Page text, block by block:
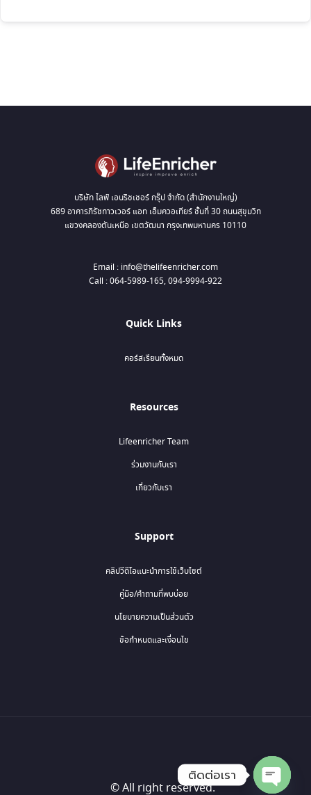
บริษัท ไลฟ์ เอนริชเชอร์ กรุ๊ป จำกัด (สำนักงานใหญ่)
689 อาคารภิรัชทาวเวอร์ แอท เอ็มควอเทียร์ ชั้นที่ 30 ถนนสุขุมวิท
แขวงคลองตันเหนือ เขตวัฒนา กรุงเทพมหานคร 10110
Email : info@thelifeenricher.com
Call : 064-5989-165, 094-9994-922
Quick Links
คอร์สเรียนทั้งหมด
Resources
Lifeenricher Team
ร่วมงานกับเรา
เกี่ยวกับเรา
Support
คลิปวีดีโอแนะนำการใช้เว็บไซต์
คู่มือ/คำถามที่พบบ่อย
นโยบายความเป็นส่วนตัว
ข้อกำหนดและเงื่อนไข
© All right reserved.
ติดต่อเรา